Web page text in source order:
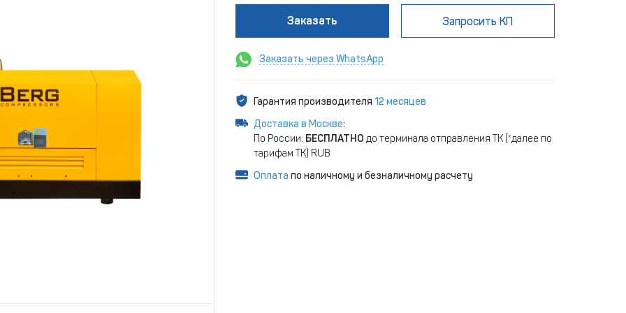
Заказать Запросить КП
Заказать через WhatsApp
Гарантия производителя 12 месяцев
Доставка в Москве:
По России: БЕСПЛАТНО до терминала отправления ТК (*далее по
тарифам ТК) RUB
Оплата по наличному и безналичному расчету